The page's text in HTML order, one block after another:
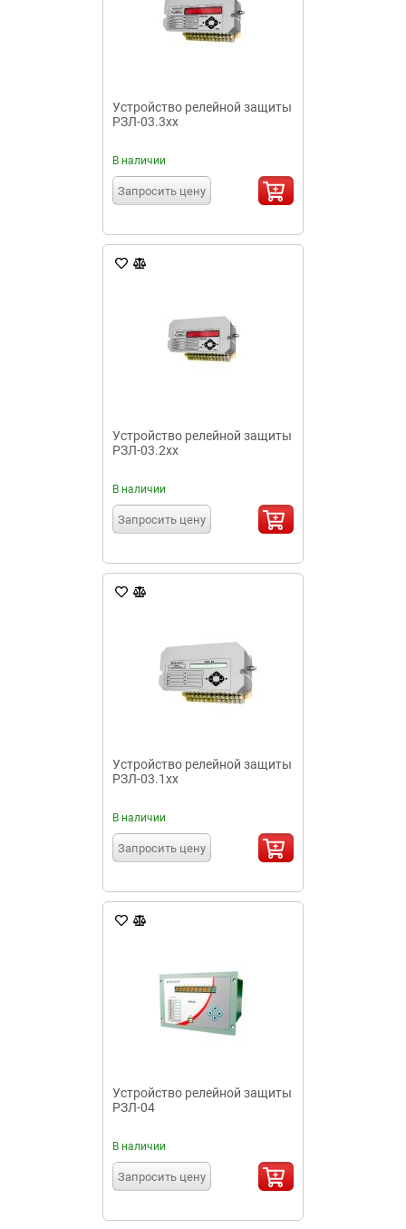
Устройство релейной защиты
РЗЛ-03.3хх
В наличии
Запросить цену
Устройство релейной защиты
РЗЛ-03.2хх
В наличии
Запросить цену
Устройство релейной защиты
РЗЛ-03.1хх
В наличии
Запросить цену
Устройство релейной защиты
РЗЛ-04
В наличии
Запросить цену